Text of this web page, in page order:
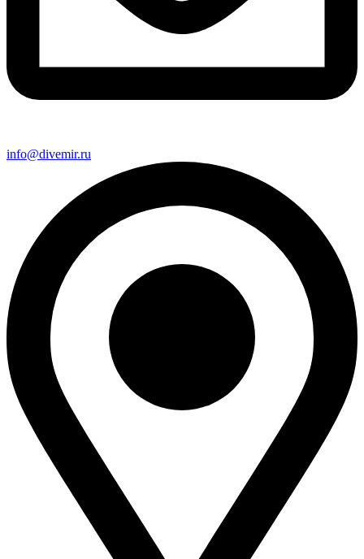
info@divemir.ru